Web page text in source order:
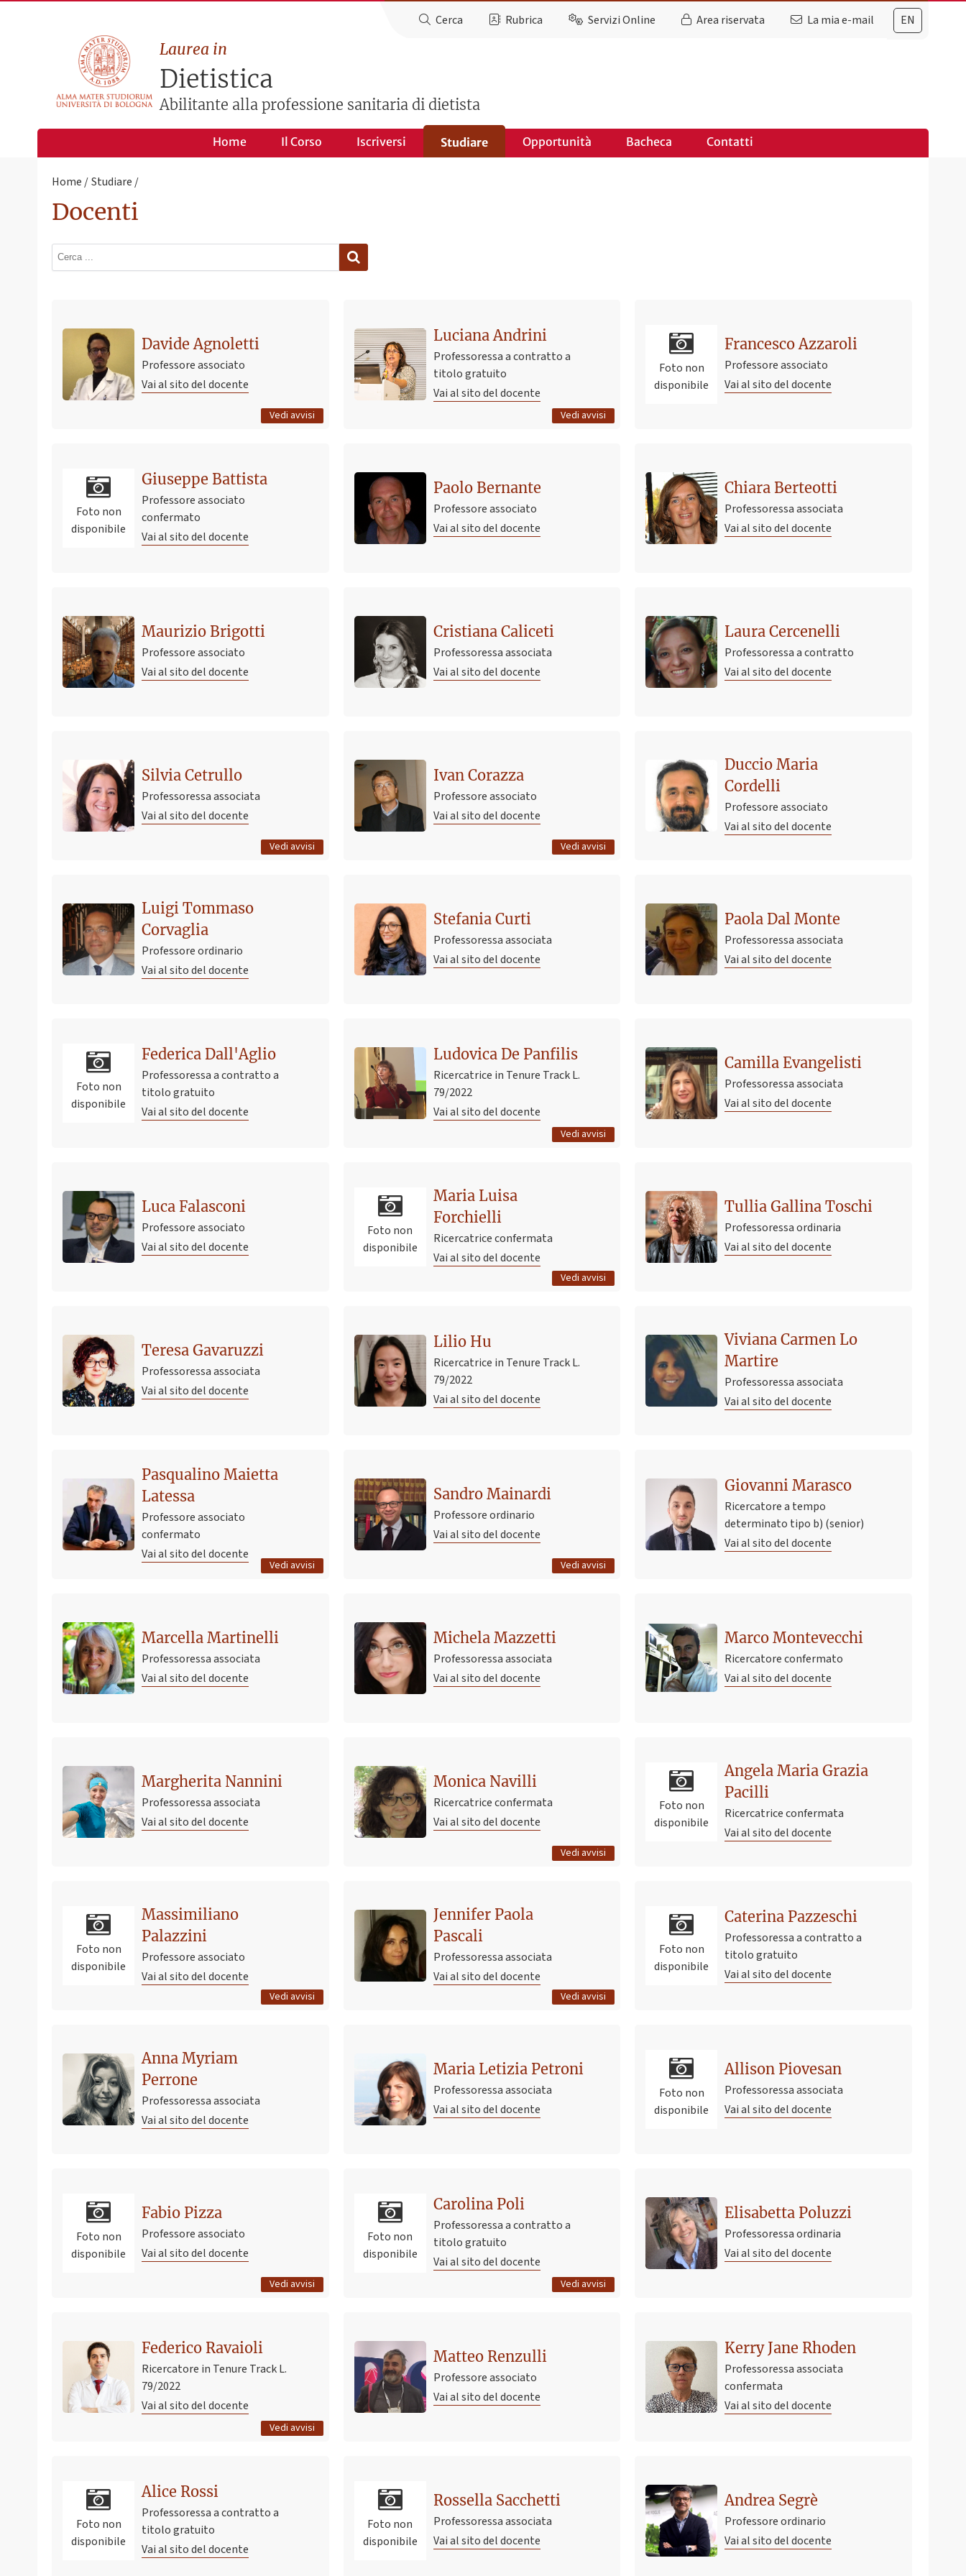
EN
Cerca Rubrica Servizi Online Area riservata La mia e-mail
Laurea in
Dietistica
Abilitante alla professione sanitaria di dietista
Home Il Corso Iscriversi Studiare Opportunità Bacheca Contatti
Home Studiare
Docenti
Davide Agnoletti
Professore associato
Vai al sito del docente
Vedi avvisi
The Metabolic Genesis of Cardiovascular Disease
18 agosto 2025 16:46
Tutti gli avvisi
Luciana Andrini
Professoressa a contratto a
titolo gratuito
Vai al sito del docente
Vedi avvisi
ORARI LEZIONI STDA3 E STDA6 2026/2027
Pubblicato il
1 luglio 2026 17:35
Tutti gli avvisi
Foto non
disponibile
Francesco Azzaroli
Professore associato
Vai al sito del docente
Foto non
disponibile
Giuseppe Battista
Professore associato
confermato
Vai al sito del docente
Paolo Bernante
Professore associato
Vai al sito del docente
Chiara Berteotti
Professoressa associata
Vai al sito del docente
Maurizio Brigotti
Professore associato
Vai al sito del docente
Cristiana Caliceti
Professoressa associata
Vai al sito del docente
Laura Cercenelli
Professoressa a contratto
Vai al sito del docente
Silvia Cetrullo
Professoressa associata
Vai al sito del docente
Vedi avvisi
Cambiamento Aula per Laboratorio di Biochimica,
canale B, nei giorni 14 e 16 maggio
5 maggio 2024 16:56
Tutti gli avvisi
Ivan Corazza
Professore associato
Vai al sito del docente
Vedi avvisi
Tutti gli avvisi
Duccio Maria
Cordelli
Professore associato
Vai al sito del docente
Luigi Tommaso
Corvaglia
Professore ordinario
Vai al sito del docente
Stefania Curti
Professoressa associata
Vai al sito del docente
Paola Dal Monte
Professoressa associata
Vai al sito del docente
Foto non
disponibile
Federica Dall'Aglio
Professoressa a contratto a
titolo gratuito
Vai al sito del docente
Ludovica De Panfilis
Ricercatrice in Tenure Track L.
79/2022
Vai al sito del docente
Vedi avvisi
Presentazione del libro Obstetric Violence as Gender
Based Violence, De Gruyter, Berlino
Tutti gli avvisi
Camilla Evangelisti
Professoressa associata
Vai al sito del docente
Luca Falasconi
Professore associato
Vai al sito del docente
Foto non
disponibile
Maria Luisa
Forchielli
Ricercatrice confermata
Vai al sito del docente
Vedi avvisi
cambio orario lezione di STDA2
14 dicembre 2023 23:52
Tutti gli avvisi
Tullia Gallina Toschi
Professoressa ordinaria
Vai al sito del docente
Teresa Gavaruzzi
Professoressa associata
Vai al sito del docente
Lilio Hu
Ricercatrice in Tenure Track L.
79/2022
Vai al sito del docente
Viviana Carmen Lo
Martire
Professoressa associata
Vai al sito del docente
Pasqualino Maietta
Latessa
Professore associato
confermato
Vai al sito del docente
Vedi avvisi
Ultimo avviso
AVVISO DISPONIBILITA' PER TESI SPERIMENTALE -
STUDENTI LAUREA MAGISTRALE IN SCIENZE E
TECNICHE DELL'ATTIVITA'MOTORIA PREVENTIVA E
Pubblicato il
7 marzo 2025 19:25Tutti gli avvisi
Sandro Mainardi
Professore ordinario
Vai al sito del docente
Vedi avvisi
Appelli sessione estiva Diritto del lavoro (canale M-Q
e curriculum Italo-Francese)
9 giugno 2025 11:09
Tutti gli avvisi
Giovanni Marasco
Ricercatore a tempo
determinato tipo b) (senior)
Vai al sito del docente
Marcella Martinelli
Professoressa associata
Vai al sito del docente
Michela Mazzetti
Professoressa associata
Vai al sito del docente
Marco Montevecchi
Ricercatore confermato
Vai al sito del docente
Margherita Nannini
Professoressa associata
Vai al sito del docente
Monica Navilli
Ricercatrice confermata
Vai al sito del docente
Vedi avvisi
Appelli Diritto sindacale - appelli sessione estiva -
8 aprile 2026 09:26
Tutti gli avvisi
Foto non
disponibile
Angela Maria Grazia
Pacilli
Ricercatrice confermata
Vai al sito del docente
Foto non
disponibile
Massimiliano
Palazzini
Professore associato
Vai al sito del docente
Vedi avvisi
Appello esame dietistica lunedì 20 giugno 2022 ore 15
17 giugno 2022 10:26
Tutti gli avvisi
Jennifer Paola
Pascali
Professoressa associata
Vai al sito del docente
Vedi avvisi
ricevimento studenti
5 febbraio 2024 22:55
Tutti gli avvisi
Foto non
disponibile
Caterina Pazzeschi
Professoressa a contratto a
titolo gratuito
Vai al sito del docente
Anna Myriam
Perrone
Professoressa associata
Vai al sito del docente
Maria Letizia Petroni
Professoressa associata
Vai al sito del docente
Foto non
disponibile
Allison Piovesan
Professoressa associata
Vai al sito del docente
Foto non
disponibile
Fabio Pizza
Professore associato
Vai al sito del docente
Vedi avvisi
ELETTIVO MEDICINA DEL SONNO – A.A. 2021-2022
Tutti gli avvisi
Foto non
disponibile
Carolina Poli
Professoressa a contratto a
titolo gratuito
Vai al sito del docente
Vedi avvisi
Attività rivolte agli studenti iscritti al 3 anno
Pubblicato il
10 ottobre 2023 15:11
Tutti gli avvisi
Elisabetta Poluzzi
Professoressa ordinaria
Vai al sito del docente
Federico Ravaioli
Ricercatore in Tenure Track L.
79/2022
Vai al sito del docente
Vedi avvisi
65226 - INTERNAL MEDICINE - EXAMS - UPDATED
Pubblicato il
9 marzo 2026 21:16
Tutti gli avvisi
Matteo Renzulli
Professore associato
Vai al sito del docente
Kerry Jane Rhoden
Professoressa associata
confermata
Vai al sito del docente
Foto non
disponibile
Alice Rossi
Professoressa a contratto a
titolo gratuito
Vai al sito del docente
Foto non
disponibile
Rossella Sacchetti
Professoressa associata
Vai al sito del docente
Andrea Segrè
Professore ordinario
Vai al sito del docente